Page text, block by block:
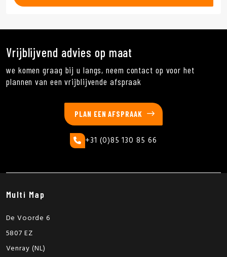
Vrijblijvend advies op maat
we komen graag bij u langs, neem contact op voor het
plannen van een vrijblijvende afspraak
PLAN EEN AFSPRAAK
+31 (0)85 130 85 66
Multi Map
De Voorde 6
5807 EZ
Venray (NL)